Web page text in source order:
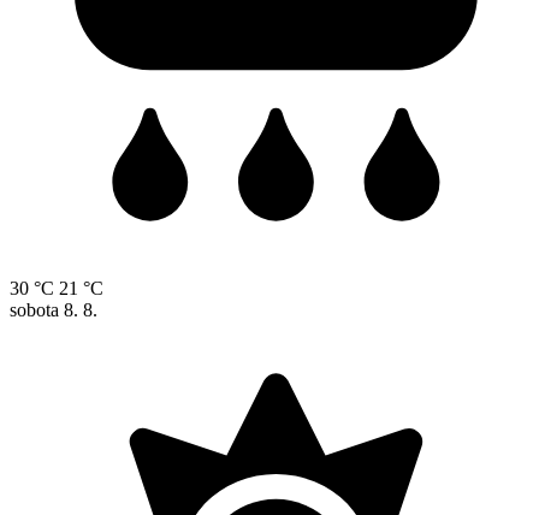
30 °C 21 °C
sobota 8. 8.